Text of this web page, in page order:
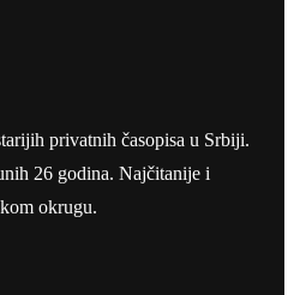
privatnih časopisa u Srbiji.
26 godina. Najčitanije i
okrugu.